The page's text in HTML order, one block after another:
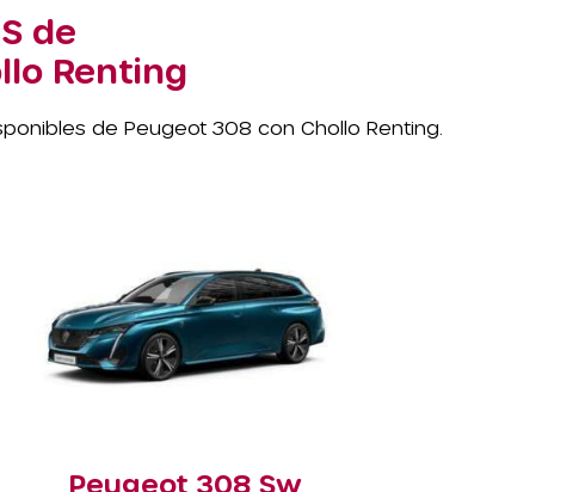
de
Renting
de Peugeot 308 con Chollo Renting.
Peugeot 308 Sw